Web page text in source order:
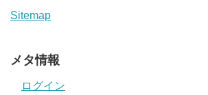
Sitemap
メタ情報
ログイン